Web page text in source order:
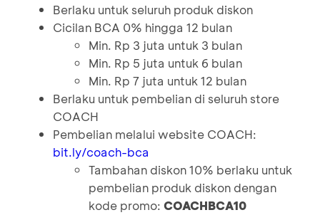
Berlaku untuk seluruh produk diskon
Cicilan BCA 0% hingga 12 bulan
Min. Rp 3 juta untuk 3 bulan
Min. Rp 5 juta untuk 6 bulan
Min. Rp 7 juta untuk 12 bulan
Berlaku untuk pembelian di seluruh store
COACH
Pembelian melalui website COACH:
bit.ly/coach-bca
Tambahan diskon 10% berlaku untuk
pembelian produk diskon dengan
kode promo: COACHBCA10